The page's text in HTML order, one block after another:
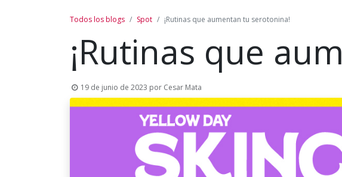
Todos los blogs Spot ¡Rutinas que aumentan tu serotonina!
¡Rutinas que
19 de junio de 2023 por Cesar Mata